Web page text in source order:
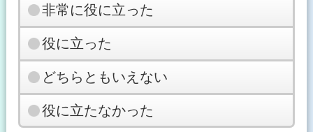
非常に役に立った
役に立った
どちらともいえない
役に立たなかった